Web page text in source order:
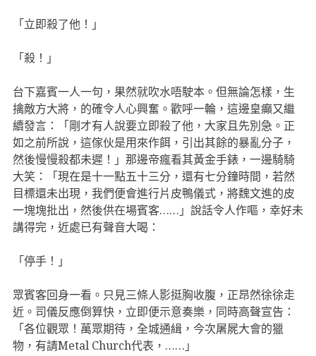
「立即殺了他！」
「殺！」
台下嘉賓一人一句，果然就吹水唔駛本。但無論怎樣，生
擒敵方大將，的確令人心興奮。歡呼一輪，這邊皇癲又繼
續發言：「剛才有人說要立即殺了他，大家且先別急。正
如之前所說，這傢伙是用來作餌，引出其餘的暴亂分子，
然後慢慢殺都未遲！」那邊帝瘋看其黃金手錶，一邊騎騎
大笑：「現在是十一點五十三分，還有七分鐘時間，若然
目標還未出現，我們便會進行片皮鴨儀式，將魏文進的皮
一塊塊批出，然後供在場賓客……」說話令人作嘔，幸好未
講得完，近處已有聲音大喝：
「停手！」
眾賓客回身一看。只見三條人影挺胸收腹，正昂然徐徐走
近。司儀反應倒算快，立即便示意奏樂，同時高聲宣告：
「各位觀眾！萬眾期待，全城通緝，今次屠屍大會的獵
物，有請Metal Church代表，……」